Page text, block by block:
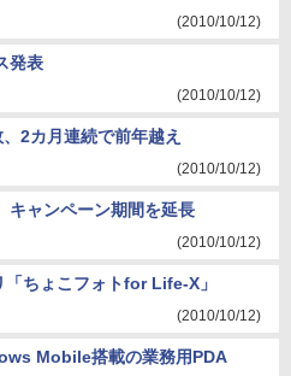
(2010/10/12)
発表
(2010/10/12)
2カ月連続で前年越え
(2010/10/12)
キャンペーン期間を延長
(2010/10/12)
ちょこフォトfor Life-X」
(2010/10/12)
Mobile搭載の業務用PDA